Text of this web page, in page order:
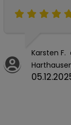
Karsten F.